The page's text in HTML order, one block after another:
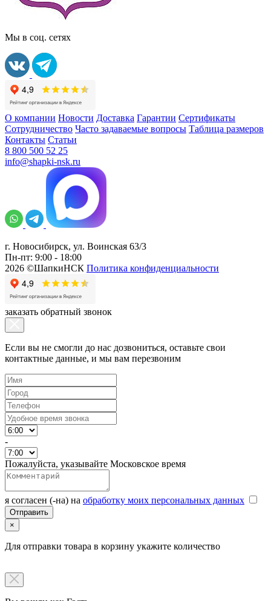
Мы в соц. сетях
О компании Новости Доставка Гарантии Сертификаты
Сотрудничество Часто задаваемые вопросы Таблица размеров
Контакты Статьи
8 800 500 52 25
info@shapki-nsk.ru
г. Новосибирск, ул. Воинская 63/3
Пн-пт: 9:00 - 18:00
2026 ©ШапкиНСК Политика конфиденциальности
заказать обратный звонок
Если вы не смогли до нас дозвониться, оставьте свои
контактные данные, и мы вам перезвоним
-
Пожалуйста, указывайте Московское время
я согласен (-на) на обработку моих персональных данных
×
Для отправки товара в корзину укажите количество